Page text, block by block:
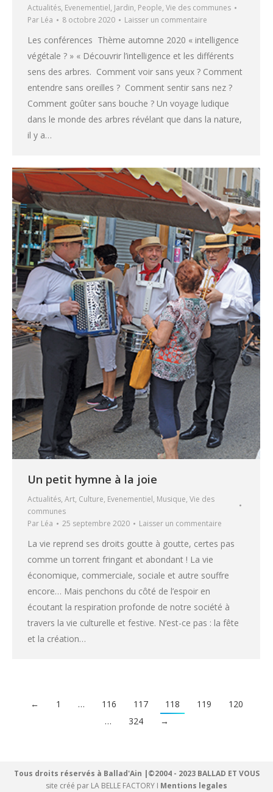
Actualités, Evenementiel, Jardin, People, Vie des communes
Par Léa 8 octobre 2020 Laisser un commentaire
Les conférences Thème automne 2020 « intelligence
végétale ? » « Découvrir l’intelligence et les différents
sens des arbres. Comment voir sans yeux ? Comment
entendre sans oreilles ? Comment sentir sans nez ?
Comment goûter sans bouche ? Un voyage ludique
dans le monde des arbres révélant que dans la nature,
il y a…
Un petit hymne à la joie
Actualités, Art, Culture, Evenementiel, Musique, Vie des
communes
Par Léa 25 septembre 2020 Laisser un commentaire
La vie reprend ses droits goutte à goutte, certes pas
comme un torrent fringant et abondant ! La vie
économique, commerciale, sociale et autre souffre
encore… Mais penchons du côté de l’espoir en
écoutant la respiration profonde de notre société à
travers la vie culturelle et festive. N’est-ce pas : la fête
et la création…
← 1 … 116 117 118 119
120
…
324 →
Tous droits réservés à Ballad'Ain |©2004 - 2023 BALLAD ET VOUS
site créé par LA BELLE FACTORY I Mentions legales